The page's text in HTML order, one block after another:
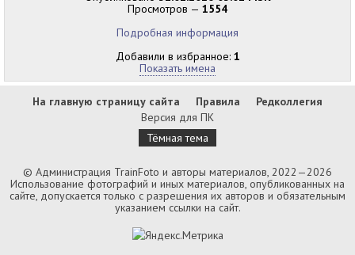
Просмотров — 1554
Подробная информация
Добавили в избранное: 1
Показать имена
На главную страницу сайта Правила
Редколлегия
Версия для ПК
Тёмная тема
© Администрация TrainFoto и авторы материалов, 2022—2026
Использование фотографий и иных материалов, опубликованных на
сайте, допускается только с разрешения их авторов и обязательным
указанием ссылки на сайт.